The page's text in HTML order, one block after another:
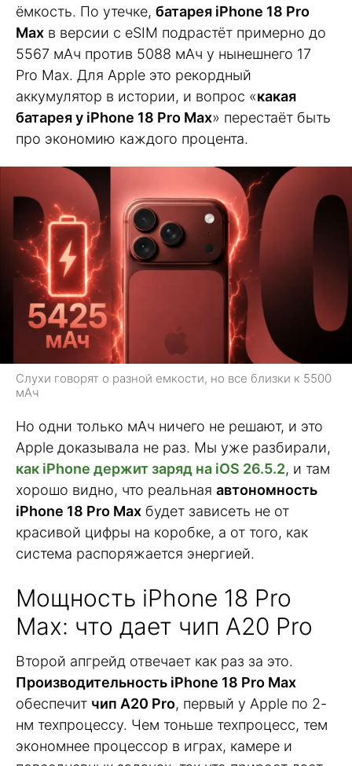
ёмкость. По утечке, батарея iPhone 18 Pro
Max в версии с eSIM подрастёт примерно до
5567 мАч против 5088 мАч у нынешнего 17
Pro Max. Для Apple это рекордный
аккумулятор в истории, и вопрос «какая
батарея у iPhone 18 Pro Max» перестаёт быть
про экономию каждого процента.
Слухи говорят о разной емкости, но все близки к 5500
мАч
Но одни только мАч ничего не решают, и это
Apple доказывала не раз. Мы уже разбирали,
как iPhone держит заряд на iOS 26.5.2, и там
хорошо видно, что реальная автономность
iPhone 18 Pro Max будет зависеть не от
красивой цифры на коробке, а от того, как
система распоряжается энергией.
Мощность iPhone 18 Pro
Max: что дает чип A20 Pro
Второй апгрейд отвечает как раз за это.
Производительность iPhone 18 Pro Max
обеспечит чип A20 Pro, первый у Apple по 2-
нм техпроцессу. Чем тоньше техпроцесс, тем
экономнее процессор в играх, камере и